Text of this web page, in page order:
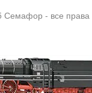
Семафор - все